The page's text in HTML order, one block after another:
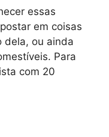
essas
em coisas
dela, ou ainda
Para
com 20